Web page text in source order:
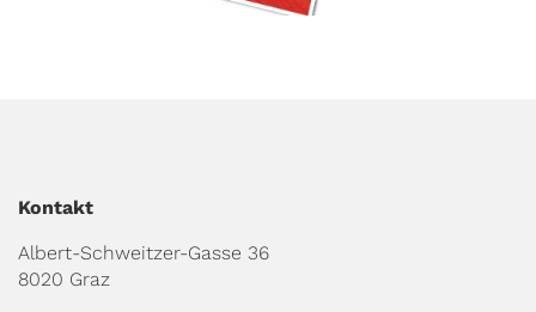
Kontakt
Albert-Schweitzer-Gasse 36
8020 Graz